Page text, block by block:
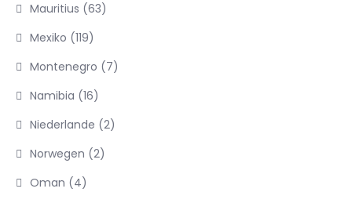
Mauritius (63)
Mexiko (119)
Montenegro (7)
Namibia (16)
Niederlande (2)
Norwegen (2)
Oman (4)